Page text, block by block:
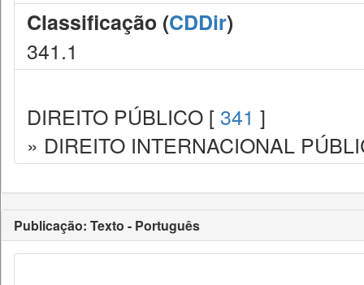
Classificação (CDDir)
341.1
DIREITO PÚBLICO [ 341 ]
» DIREITO INTERNACIONAL
Publicação: Texto - Português